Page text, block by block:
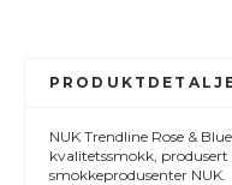
NUK Trendline Rose &
kvalitetssmokk, produsert
smokkeprodusenter NUK.